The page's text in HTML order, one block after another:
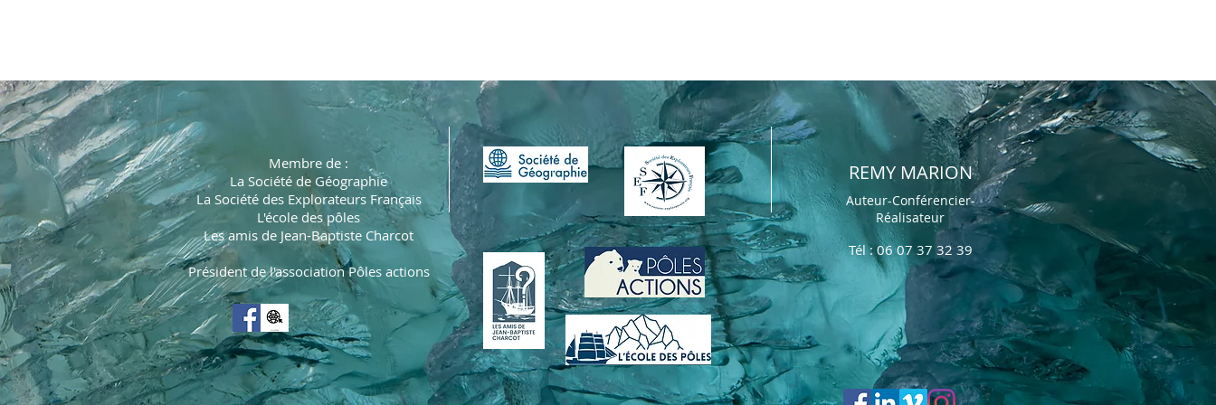
Membre de :
La Société de Géographie
La Société des Explorateurs Français
L'école des pôles
Les amis de Jean-Baptiste Charcot
Président de l'association Pôles actions
REMY MARION
Auteur-Conférencier-
Réalisateur
Tél : 06 07 37 32 39